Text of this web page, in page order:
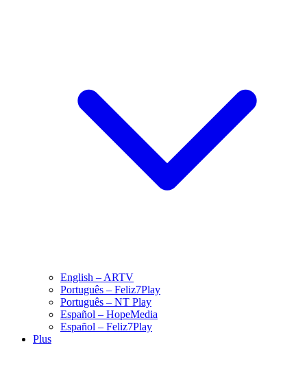
English – ARTV
Português – Feliz7Play
Português – NT Play
Español – HopeMedia
Español – Feliz7Play
Plus